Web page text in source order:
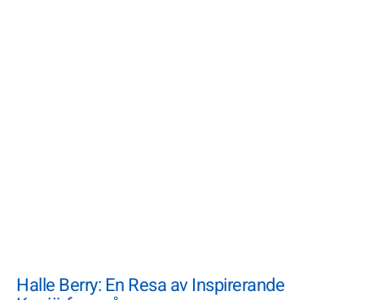
Halle Berry: En Resa av Inspirerande